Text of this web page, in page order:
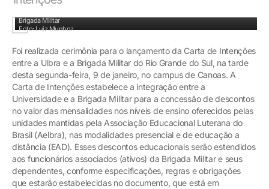
Brigada Militar
Foto: Luiz Munhoz
Foi realizada cerimônia para o lançamento da Carta de Intenções
entre a Ulbra e a Brigada Militar do Rio Grande do Sul, na tarde
desta segunda-feira, 9 de janeiro, no campus de Canoas. A
Carta de Intenções estabelece a integração entre a
Universidade e a Brigada Militar para a concessão de descontos
no valor das mensalidades nos níveis de ensino oferecidos pelas
unidades mantidas pela Associação Educacional Luterana do
Brasil (Aelbra), nas modalidades presencial e de educação a
distância (EAD). Esses descontos educacionais serão estendidos
aos funcionários associados (ativos) da Brigada Militar e seus
dependentes, conforme especificações, regras e obrigações
que estarão estabelecidas no documento, que está em